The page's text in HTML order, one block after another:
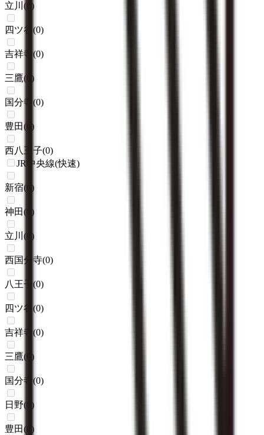
立川 ( )
四ツ谷 (0)
吉祥寺 (0)
三鷹( )
国分寺 (0)
豊田( )
西八王子(0)
JR中央線(快速)
新宿( )
神田( )
立川 ( )
西国分寺(0)
八王子 (0)
四ツ谷 (0)
吉祥寺 (0)
三鷹( )
国分寺 (0)
日野( )
豊田( )